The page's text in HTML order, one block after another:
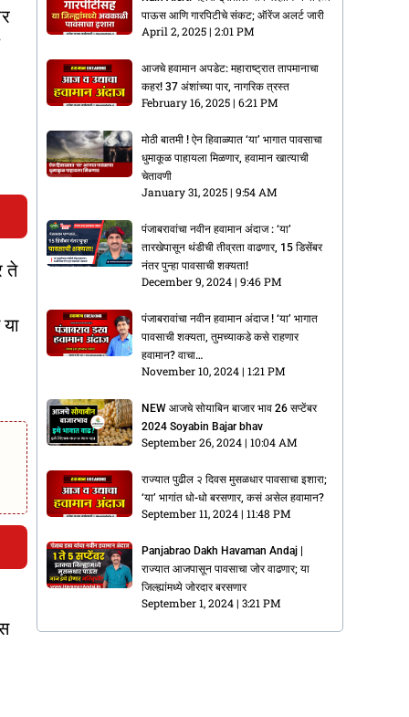
ते
पाऊस आणि गारपिटीचे संकट; ऑरेंज अलर्ट जारी
April 2, 2025 2:01 PM
आजचे हवामान अपडेट: महाराष्ट्रात तापमानाचा
कहर! 37 अंशांच्या पार, नागरिक त्रस्त
February 16, 2025 6:21 PM
मोठी बातमी ! ऐन हिवाळ्यात ‘या’ भागात पावसाचा
धुमाकूळ पाहायला मिळणार, हवामान खात्याची
चेतावणी
January 31, 2025 9:54 AM
पंजाबरावांचा नवीन हवामान अंदाज : ‘या’
तारखेपासून थंडीची तीव्रता वाढणार, 15 डिसेंबर
नंतर पुन्हा पावसाची शक्यता!
December 9, 2024 9:46 PM
पंजाबरावांचा नवीन हवामान अंदाज ! ‘या’ भागात
पावसाची शक्यता, तुमच्याकडे कसे राहणार
हवामान? वाचा…
November 10, 2024 1:21 PM
NEW आजचे सोयाबिन बाजार भाव 26 सप्टेंबर
2024 Soyabin Bajar bhav
September 26, 2024 10:04 AM
राज्यात पुढील २ दिवस मुसळधार पावसाचा इशारा;
‘या’ भागांत धो-धो बरसणार, कसं असेल हवामान?
September 11, 2024 11:48 PM
Panjabrao Dakh Havaman Andaj |
राज्यात आजपासून पावसाचा जोर वाढणार; या
जिल्ह्यांमध्ये जोरदार बरसणार
September 1, 2024 3:21 PM